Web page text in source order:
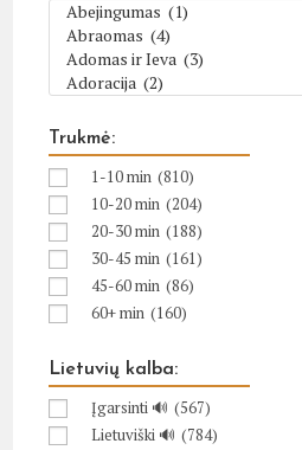
Trukmė:
1-10 min (810)
10-20 min (204)
20-30 min (188)
30-45 min (161)
45-60 min (86)
60+ min (160)
Lietuvių kalba:
Įgarsinti 🔊 (567)
Lietuviški 🔊 (784)